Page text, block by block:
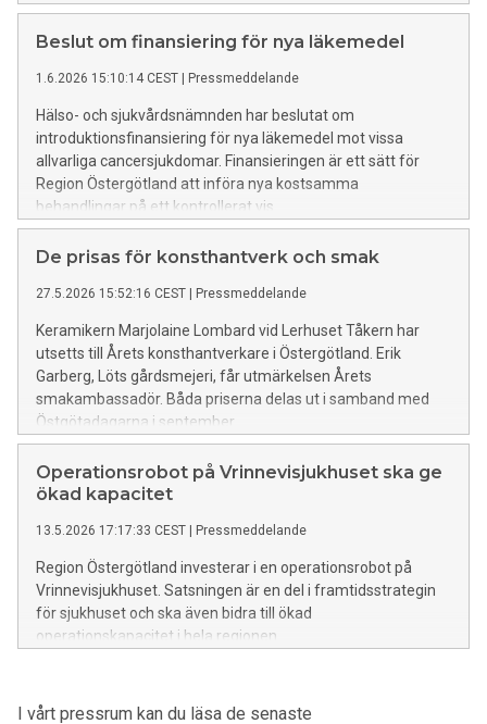
Beslut om finansiering för nya läkemedel
1.6.2026 15:10:14 CEST Pressmeddelande
Hälso- och sjukvårdsnämnden har beslutat om
introduktionsfinansiering för nya läkemedel mot vissa
allvarliga cancersjukdomar. Finansieringen är ett sätt för
Region Östergötland att införa nya kostsamma
behandlingar på ett kontrollerat vis.
De prisas för konsthantverk och smak
27.5.2026 15:52:16 CEST Pressmeddelande
Keramikern Marjolaine Lombard vid Lerhuset Tåkern har
utsetts till Årets konsthantverkare i Östergötland. Erik
Garberg, Löts gårdsmejeri, får utmärkelsen Årets
smakambassadör. Båda priserna delas ut i samband med
Östgötadagarna i september.
Operationsrobot på Vrinnevisjukhuset ska ge
ökad kapacitet
13.5.2026 17:17:33 CEST Pressmeddelande
Region Östergötland investerar i en operationsrobot på
Vrinnevisjukhuset. Satsningen är en del i framtidsstrategin
för sjukhuset och ska även bidra till ökad
operationskapacitet i hela regionen.
I vårt pressrum kan du läsa de senaste